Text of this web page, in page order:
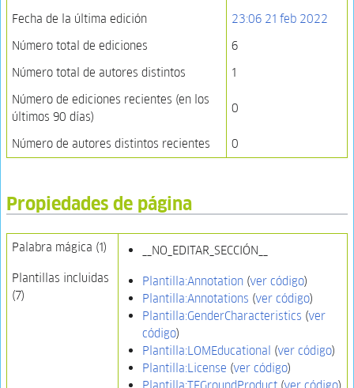
Fecha de la última edición
23:06 21 feb 2022
Número total de ediciones
6
Número total de autores distintos
1
Número de ediciones recientes (en los
últimos 90 días)
0
Número de autores distintos recientes 0
Propiedades de página
Palabra mágica (1)
__NO_EDITAR_SECCIÓN__
Plantillas incluidas
(7)
Plantilla:Annotation (ver código)
Plantilla:Annotations (ver código)
Plantilla:GenderCharacteristics (ver
código)
Plantilla:LOMEducational (ver código)
Plantilla:License (ver código)